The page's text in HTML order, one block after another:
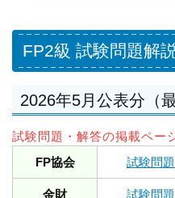
FP2級 試験問題解
2026年5月公表分（最
試験問題・解答の掲載ペー
FP協会
試験問題
金財 試験問題